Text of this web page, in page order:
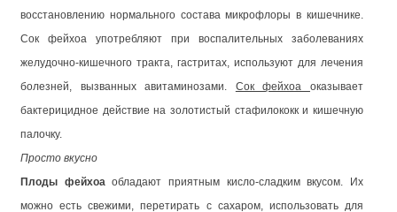
восстановлению нормального состава микрофлоры в кишечнике.
Сок фейхоа употребляют при воспалительных заболеваниях
желудочно-кишечного тракта, гастритах, используют для лечения
болезней, вызванных авитаминозами. Сок фейхоа оказывает
бактерицидное действие на золотистый стафилококк и кишечную
палочку.
Просто вкусно
Плоды фейхоаобладают приятным кисло-сладким вкусом. Их
можно есть свежими, перетирать с сахаром, использовать для